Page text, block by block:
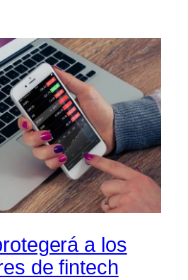
a los
de fintech